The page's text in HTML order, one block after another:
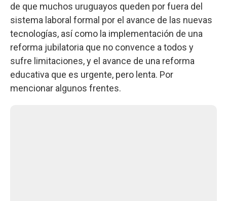
de que muchos uruguayos queden por fuera del
sistema laboral formal por el avance de las nuevas
tecnologías, así como la implementación de una
reforma jubilatoria que no convence a todos y
sufre limitaciones, y el avance de una reforma
educativa que es urgente, pero lenta. Por
mencionar algunos frentes.